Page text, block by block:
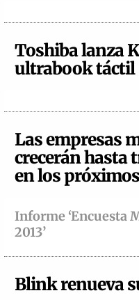
Toshiba lanza
ultrabook táctil
Las empresas
crecerán hasta
en los
Informe ‘Encuesta
2013’
Blink renueva